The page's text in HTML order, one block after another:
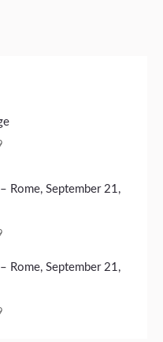
Rome, September 21,
Rome, September 21,